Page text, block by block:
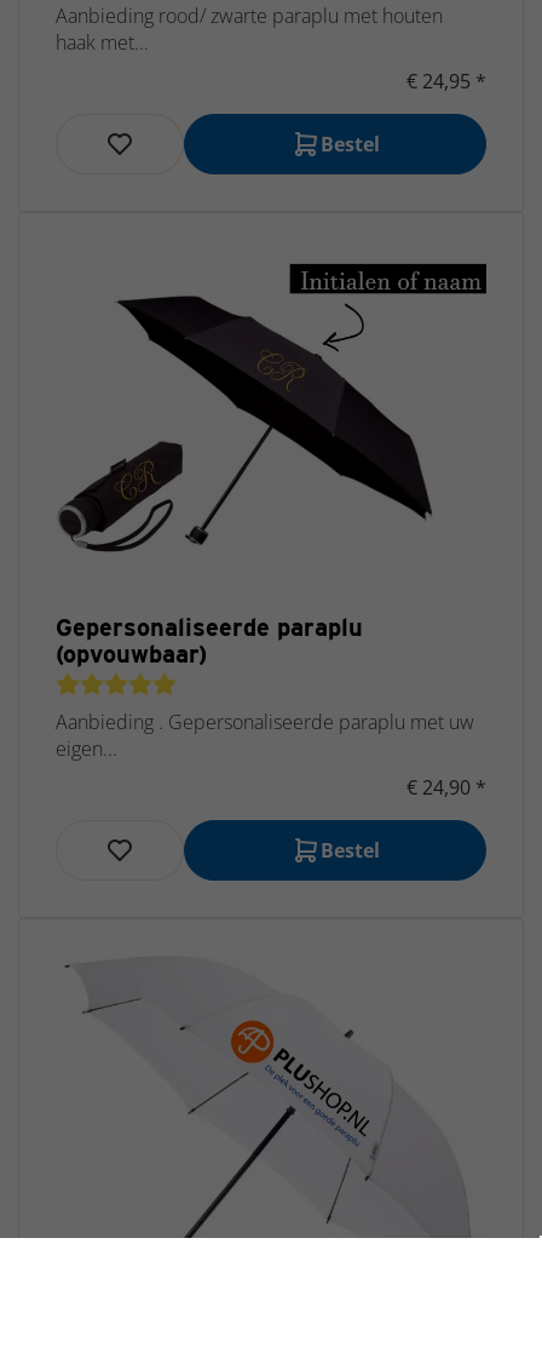
Aanbieding rood/ zwarte paraplu met houten
haak met...
€ 24,95 *
Bestel
Gepersonaliseerde paraplu
(opvouwbaar)
Aanbieding . Gepersonaliseerde paraplu met uw
eigen...
€ 24,90 *
Bestel